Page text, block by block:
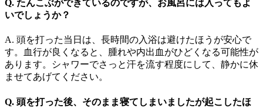
Q. たんこぶができているのですが、お風呂には入ってもよ
いでしょうか？
A. 頭を打った当日は、長時間の入浴は避けたほうが安心で
す。血行が良くなると、腫れや内出血がひどくなる可能性が
あります。シャワーでさっと汗を流す程度にして、静かに休
ませてあげてください。
Q. 頭を打った後、そのまま寝てしまいましたが起こしたほ